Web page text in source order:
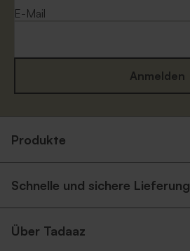
Grüner Umschlag
E-Mail
Anmelden
Produkte
Schnelle und sichere Lieferung
Über Tadaaz